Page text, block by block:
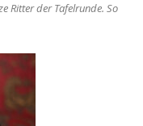
Ritter der Tafelrunde. So